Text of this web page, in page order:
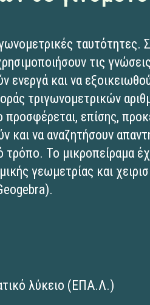
ταυτότητες.
τις
ενεργά και να
τριγωνομετρικών
προσφέρεται, επίσης,
και να αναζητήσουν
τρόπο. To μικροπείραμα
γεωμετρίας και
λύκειο (ΕΠΑ.Λ.)